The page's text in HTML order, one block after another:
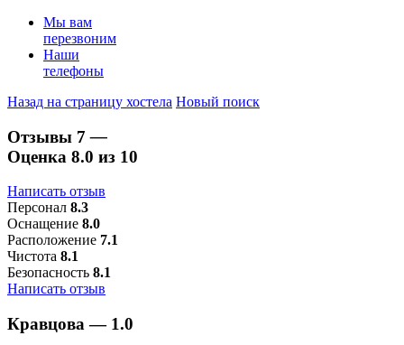
Мы вам
перезвоним
Наши
телефоны
Назад на страницу хостела Новый поиск
Отзывы 7 —
Оценка 8.0 из 10
Написать отзыв
Персонал 8.3
Оснащение 8.0
Расположение 7.1
Чистота 8.1
Безопасность 8.1
Написать отзыв
Кравцова — 1.0